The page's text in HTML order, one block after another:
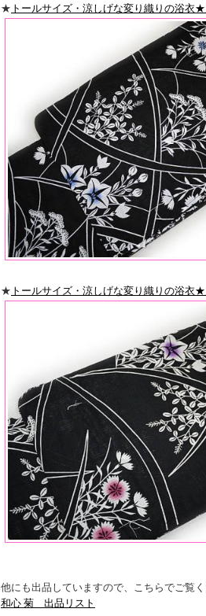
★ トールサイズ・涼しげな変り織りの浴衣
★ トールサイズ・涼しげな変り織りの浴衣
他にも出品していますので、こちらでご覧
和心 菊 出品リスト